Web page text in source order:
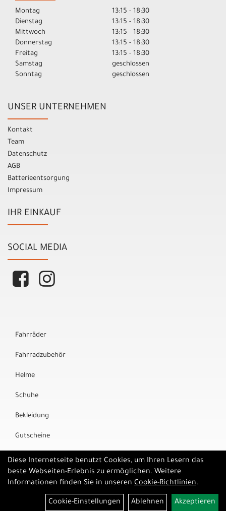
Montag
13:15 - 18:30
Dienstag
13:15 - 18:30
Mittwoch
13:15 - 18:30
Donnerstag
13:15 - 18:30
Freitag
13:15 - 18:30
Samstag
geschlossen
Sonntag
geschlossen
UNSER UNTERNEHMEN
Kontakt
Team
Datenschutz
AGB
Batterieentsorgung
Impressum
IHR EINKAUF
SOCIAL MEDIA
Fahrräder
Fahrradzubehör
Helme
Schuhe
Bekleidung
Gutscheine
Marken
Diese Internetseite benutzt Cookies, um Ihren Lesern das
beste Webseiten-Erlebnis zu ermöglichen. Weitere
Informationen finden Sie in unseren Cookie-Richtlinien.
Cookie-Einstellungen Ablehnen Akzeptieren